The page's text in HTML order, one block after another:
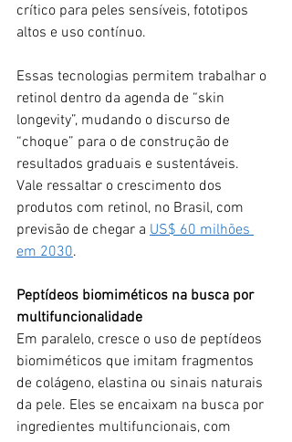
crítico para peles sensíveis, fototipos
altos e uso contínuo.
Essas tecnologias permitem trabalhar o
retinol dentro da agenda de “skin
longevity”, mudando o discurso de
“choque” para o de construção de
resultados graduais e sustentáveis.
Vale ressaltar o crescimento dos
produtos com retinol, no Brasil, com
previsão de chegar a US$ 60 milhões
em 2030.
Peptídeos biomiméticos na busca por
multifuncionalidade
Em paralelo, cresce o uso de peptídeos
biomiméticos que imitam fragmentos
de colágeno, elastina ou sinais naturais
da pele. Eles se encaixam na busca por
ingredientes multifuncionais, com